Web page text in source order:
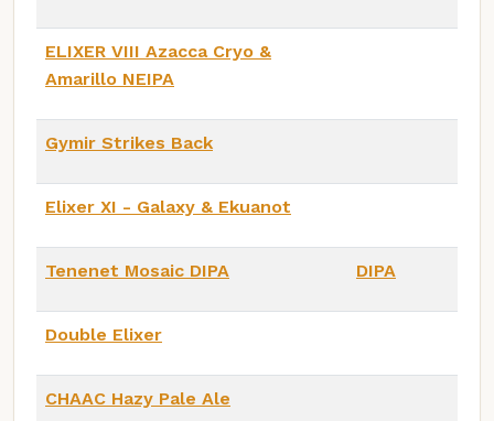
ELIXER VIII Azacca Cryo &
Amarillo NEIPA
Gymir Strikes Back
Elixer XI - Galaxy & Ekuanot
Tenenet Mosaic DIPA DIPA
Double Elixer
CHAAC Hazy Pale Ale